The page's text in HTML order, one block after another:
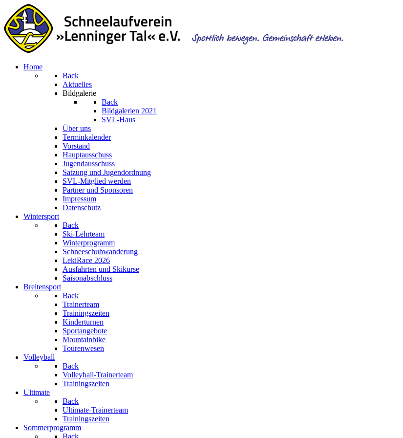
Home
Back
Aktuelles
Bildgalerie
Back
Bildgalerien 2021
SVL-Haus
Über uns
Terminkalender
Vorstand
Hauptausschuss
Jugendausschuss
Satzung und Jugendordnung
SVL-Mitglied werden
Partner und Sponsoren
Impressum
Datenschutz
Wintersport
Back
Ski-Lehrteam
Winterprogramm
Schneeschuhwanderung
LekiRace 2026
Ausfahrten und Skikurse
Saisonabschluss
Breitensport
Back
Trainerteam
Trainingszeiten
Kinderturnen
Sportangebote
Mountainbike
Tourenwesen
Volleyball
Back
Volleyball-Trainerteam
Trainingszeiten
Ultimate
Back
Ultimate-Trainerteam
Trainingszeiten
Sommerprogramm
Back